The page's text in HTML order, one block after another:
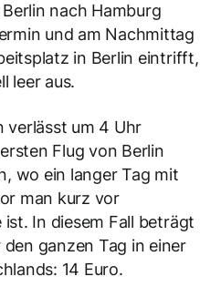
nach Hamburg
und am Nachmittag
in Berlin eintrifft,
leer aus.
verlässt um 4 Uhr
Flug von Berlin
wo ein langer Tag mit
man kurz vor
In diesem Fall beträgt
ganzen Tag in einer
14 Euro.